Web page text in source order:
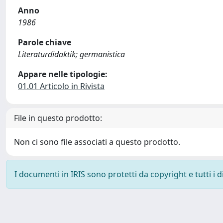
Anno
1986
Parole chiave
Literaturdidaktik; germanistica
Appare nelle tipologie:
01.01 Articolo in Rivista
File in questo prodotto:
Non ci sono file associati a questo prodotto.
I documenti in IRIS sono protetti da copyright e tutti i